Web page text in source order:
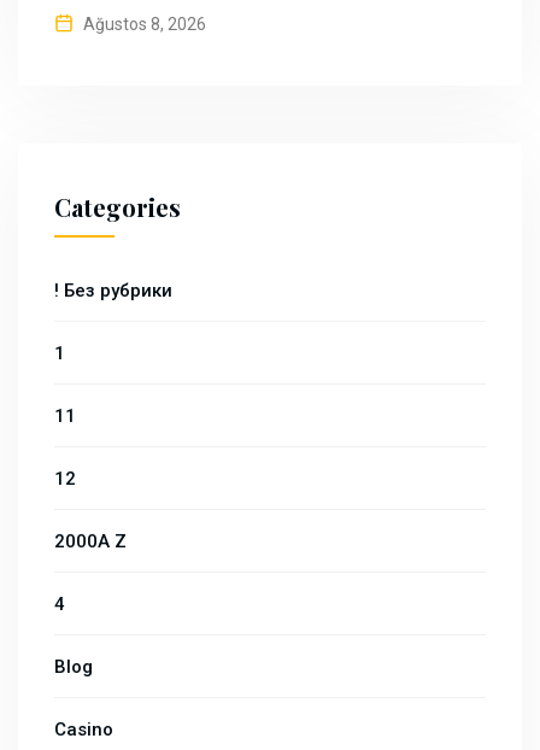
Ağustos 8, 2026
Categories
! Без рубрики
1
11
12
2000A Z
4
Blog
Casino